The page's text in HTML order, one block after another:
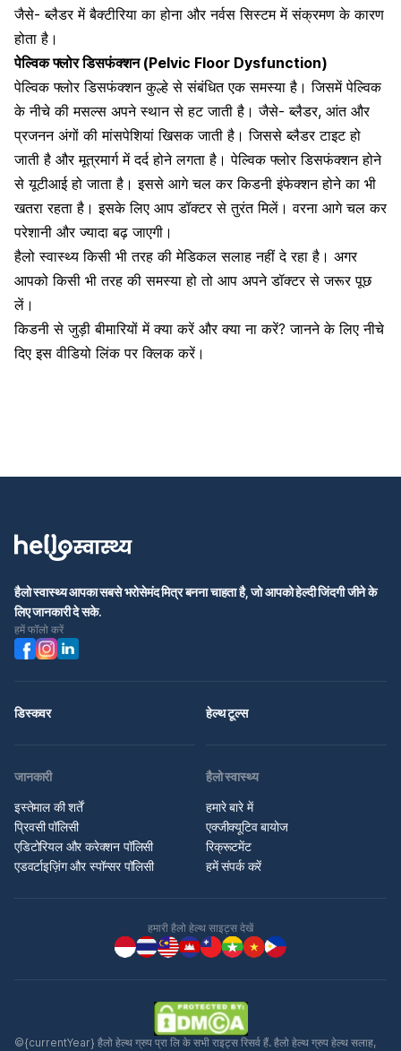
जैसे-ब्लैडर में बैक्टीरिया का होना औरनर्वस सिस्टममें संक्रमण के कारण
होता है।
पेल्विक फ्लोर डिसफंक्शन (Pelvic Floor Dysfunction)
पेल्विक फ्लोर डिसफंक्शन कुल्हे से संबंधित एक समस्या है। जिसमें पेल्विक
के नीचे की मसल्स अपने स्थान से हट जाती है। जैसे- ब्लैडर, आंत और
प्रजनन अंगों की मांसपेशियां खिसक जाती है। जिससे ब्लैडर टाइट हो
जाती है और मूत्रमार्ग में दर्द होने लगता है। पेल्विक फ्लोर डिसफंक्शन होने
से यूटीआई हो जाता है। इससे आगे चल कर किडनी इंफेक्शन होने का भी
खतरा रहता है। इसके लिए आप डॉक्टर से तुरंत मिलें। वरना आगे चल कर
परेशानी और ज्यादा बढ़ जाएगी।
हैलो स्वास्थ्य किसी भी तरह की मेडिकल सलाह नहीं दे रहा है। अगर
आपको किसी भी तरह की समस्या हो तो आप अपने डॉक्टर से जरूर पूछ
लें।
किडनी से जुड़ी बीमारियों में क्या करें और क्या ना करें? जानने के लिए नीचे
दिए इस वीडियो लिंक पर क्लिक करें।
हैलो स्वास्थ्य आपका सबसे भरोसेमंद मित्र बनना चाहता है, जो आपको हेल्दी जिंदगी जीने के
लिए जानकारी दे सके.
हमें फॉलो करें
डिस्कवर हेल्थ टूल्स
जानकारी
इस्तेमाल की शर्तें
प्रिवसी पॉलिसी
एडिटोरियल और करेक्शन पॉलिसी
एडवर्टाइज़िंग और स्पॉन्सर पॉलिसी
हैलो स्वास्थ्य
हमारे बारे में
एक्जीक्यूटिव बायोज
रिक्रूटमेंट
हमें संपर्क करें
हमारी हैलो हेल्थ साइट्स देखें
©{currentYear} हैलो हेल्थ ग्रुप प्रा लि के सभी राइट्स रिसर्व हैं. हैलो हेल्थ ग्रुप हेल्थ सलाह,